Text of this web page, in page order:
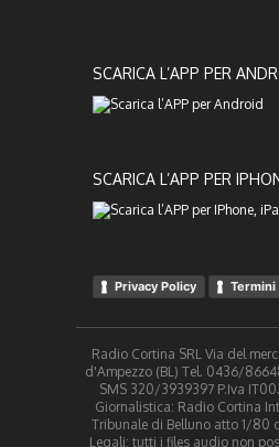
SCARICA L’APP PER
SCARICA L’APP PER
Privacy Policy Termini
Radio Cortina SRL Via del
d'Ampezzo (BL) Tel. 0436/
SMS 320/3939397 P.Iva
Giornalistica: Radio Cortina
Tribunale di Belluno atto 1/80
Legali: tutti i files audio non